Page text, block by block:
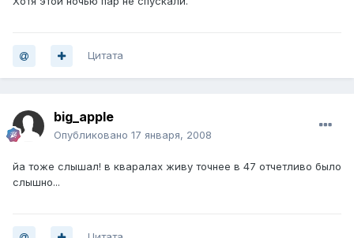
Цитата
big_apple
Опубликовано 17 января, 2008
йа тоже слышал! в кваралах живу точнее в 47 отчетливо было
слышно...